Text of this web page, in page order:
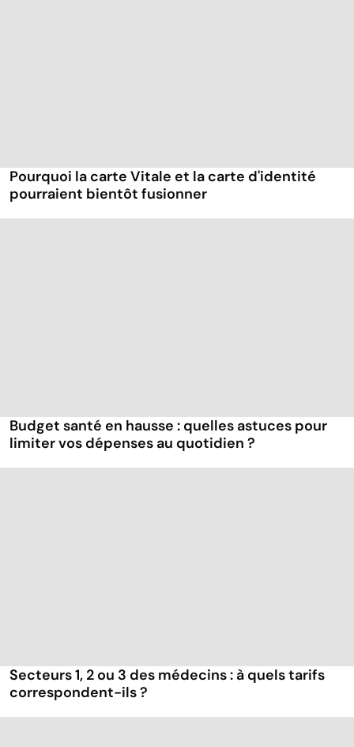
Pourquoi la carte Vitale et la carte d'identité
pourraient bientôt fusionner
Budget santé en hausse : quelles astuces pour
limiter vos dépenses au quotidien ?
Secteurs 1, 2 ou 3 des médecins : à quels tarifs
correspondent-ils ?